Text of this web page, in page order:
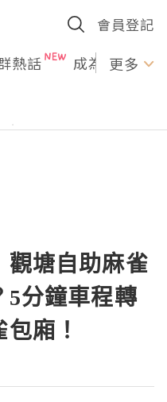
會員登記
熱話 成為U更多
觀塘自助麻雀
5分鐘車程轉
廂！